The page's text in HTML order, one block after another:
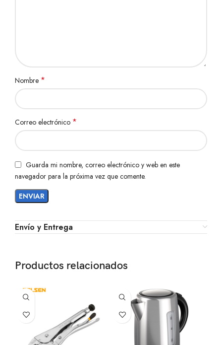
Nombre *
Correo electrónico *
Guarda mi nombre, correo electrónico y web en este
navegador para la próxima vez que comente.
Envío y Entrega
Productos relacionados